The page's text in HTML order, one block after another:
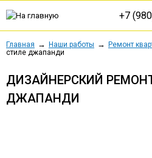
+7
Главная Наши работы Ремонт
стиле джапанди
ДИЗАЙНЕРСКИЙ
ДЖАПАНДИ